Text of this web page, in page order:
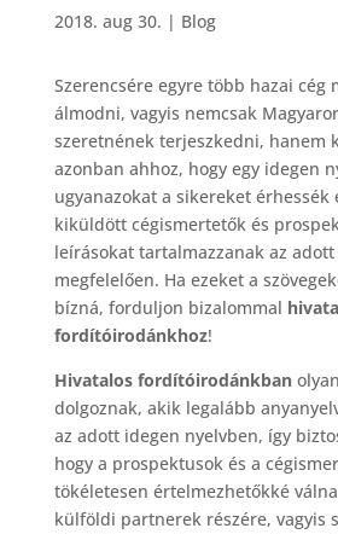
2018. aug 30. | Blog
Szerencsére egyre több hazai cég
álmodni, vagyis nemcsak
szeretnének terjeszkedni, hanem
azonban ahhoz, hogy egy idegen
ugyanazokat a sikereket érhessék
kiküldött cégismertetők és
leírásokat tartalmazzanak az
megfelelően. Ha ezeket a
bízná, forduljon bizalommal
fordítóirodánkhoz!
Hivatalos fordítóirodánkban
dolgoznak, akik legalább
az adott idegen nyelvben, így
hogy a prospektusok és a
tökéletesen értelmezhetőkké
külföldi partnerek részére, vagyis